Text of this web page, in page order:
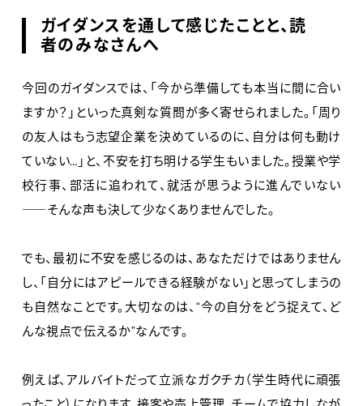
ガイダンスを通して感じたことと、読
者のみなさんへ
今回のガイダンスでは、「今から準備しても本当に間に合い
ますか？」といった真剣な質問が多く寄せられました。「周り
の友人はもう志望企業を決めているのに、自分は何も動け
ていない…」と、不安を打ち明ける学生もいました。授業や学
校行事、部活に追われて、就活が思うように進んでいない
――そんな声も決して少なくありませんでした。
でも、最初に不安を感じるのは、あなただけではありません
し、「自分にはアピールできる経験がない」と思ってしまうの
も自然なことです。大切なのは、“今の自分をどう捉えて、ど
んな視点で伝えるか”なんです。
例えば、アルバイトだって立派なガクチカ（学生時代に頑張